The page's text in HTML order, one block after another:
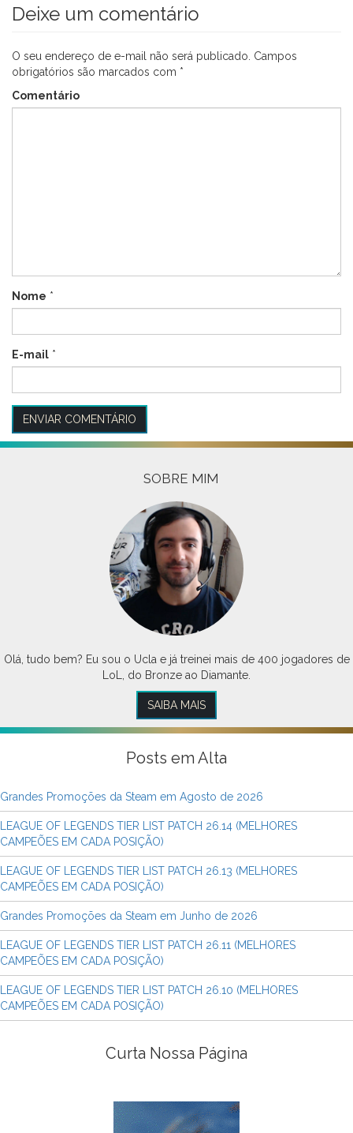
Deixe um comentário
O seu endereço de e-mail não será publicado. Campos
obrigatórios são marcados com *
Comentário
Nome *
E-mail *
SOBRE MIM
Olá, tudo bem? Eu sou o Ucla e já treinei mais de 400 jogadores de
LoL, do Bronze ao Diamante.
SAIBA MAIS
Posts em Alta
Grandes Promoções da Steam em Agosto de 2026
LEAGUE OF LEGENDS TIER LIST PATCH 26.14 (MELHORES
CAMPEÕES EM CADA POSIÇÃO)
LEAGUE OF LEGENDS TIER LIST PATCH 26.13 (MELHORES
CAMPEÕES EM CADA POSIÇÃO)
Grandes Promoções da Steam em Junho de 2026
LEAGUE OF LEGENDS TIER LIST PATCH 26.11 (MELHORES
CAMPEÕES EM CADA POSIÇÃO)
LEAGUE OF LEGENDS TIER LIST PATCH 26.10 (MELHORES
CAMPEÕES EM CADA POSIÇÃO)
Curta Nossa Página